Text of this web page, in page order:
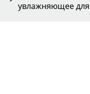
увлажняющее для